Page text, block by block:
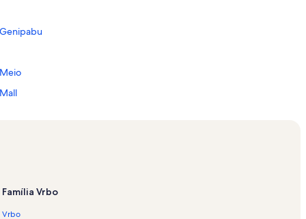
Turismo
de Natal
Família Vrbo
Vrbo